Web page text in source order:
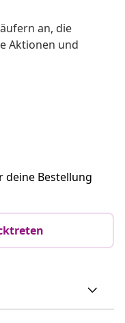
an, die
Aktionen und
deine Bestellung